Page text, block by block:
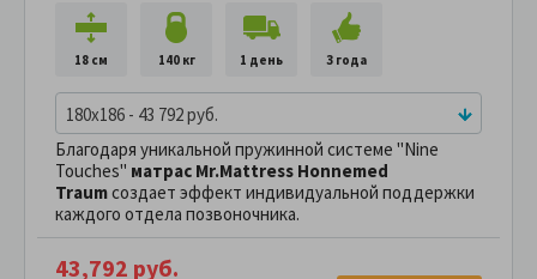
18 см 140 кг 1 день 3 года
180x186 - 43 792 руб.
Благодаря уникальной пружинной системе "Nine
Touches" матрас Mr.Mattress Hоnnemed
Traumсоздает эффект индивидуальной поддержки
каждого отдела позвоночника.
43,792 руб.